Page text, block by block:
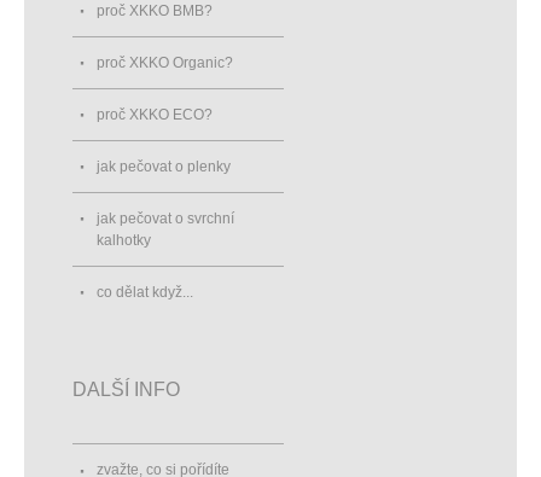
proč XKKO BMB?
proč XKKO Organic?
proč XKKO ECO?
jak pečovat o plenky
jak pečovat o svrchní
kalhotky
co dělat když...
DALŠÍ INFO
zvažte, co si pořídíte